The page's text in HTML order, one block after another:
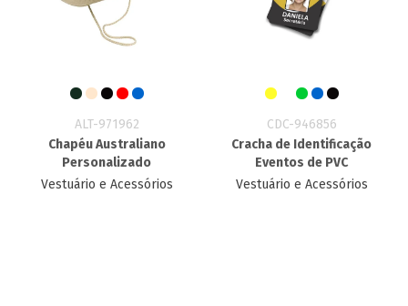
ALT-971962
Chapéu Australiano
Personalizado
Vestuário e Acessórios
CDC-946856
Cracha de Identificação
Eventos de PVC
Vestuário e Acessórios